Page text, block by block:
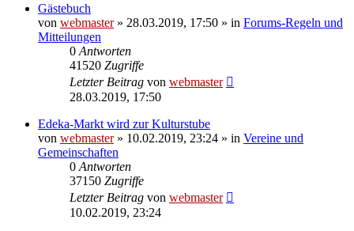
Gästebuch
von webmaster» 28.03.2019, 17:50 » in Forums-Regeln und
Mitteilungen
0 Antworten
41520 Zugriffe
Letzter Beitrag von webmaster
28.03.2019, 17:50
Edeka-Markt wird zur Kulturstube
von webmaster» 10.02.2019, 23:24 » in Vereine und
Gemeinschaften
0 Antworten
37150 Zugriffe
Letzter Beitrag von webmaster
10.02.2019, 23:24